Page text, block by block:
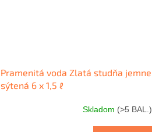
Pramenitá voda Zlatá studňa jemne
sýtená 6 x 1,5 ℓ
Skladom (>5 BAL.)